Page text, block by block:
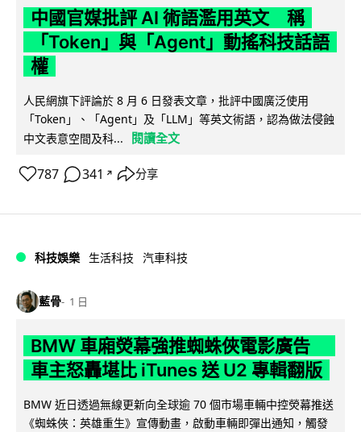
中國官媒批評 AI 術語濫用英文 稱
「Token」與「Agent」動搖科技話語
權
人民網旗下評論於 8 月 6 日發表文章，批評中國廣泛使用
「Token」、「Agent」及「LLM」等英文術語，認為做法侵蝕
中文表意空間及科...
閱讀全文
787 341 ↗ 分享
科技娛樂 生活科技 汽車科技
藍骨 1 日
BMW 車廂熒幕強推蜘蛛俠電影廣告
車主怒轟堪比 iTunes 送 U2 專輯翻版
BMW 近日透過無線更新向全球逾 70 個市場車輛中控熒幕推送
《蜘蛛俠：英雄重生》宣傳動畫，啟動車輛即彈出通知，觸發